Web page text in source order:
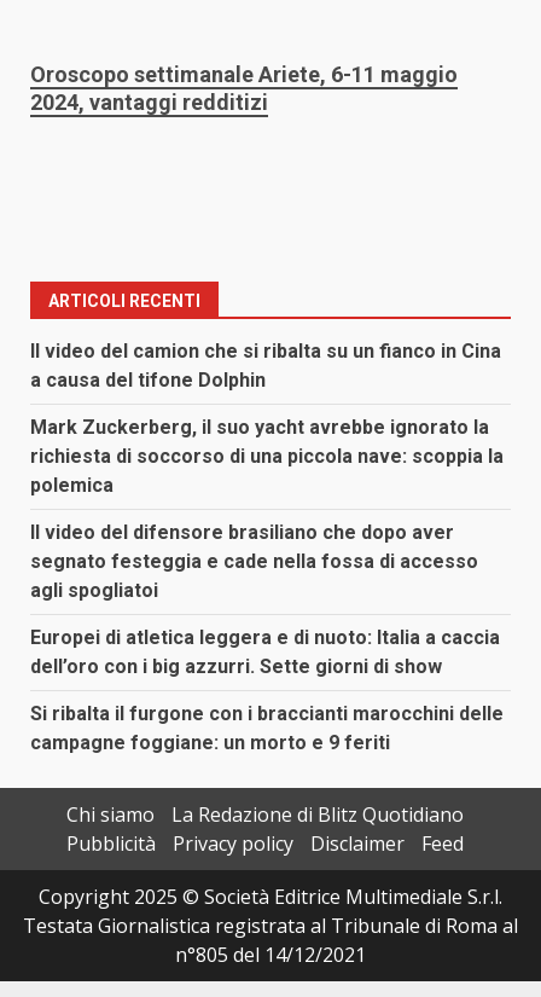
Oroscopo settimanale Ariete, 6-11 maggio
2024, vantaggi redditizi
ARTICOLI RECENTI
Il video del camion che si ribalta su un fianco in Cina
a causa del tifone Dolphin
Mark Zuckerberg, il suo yacht avrebbe ignorato la
richiesta di soccorso di una piccola nave: scoppia la
polemica
Il video del difensore brasiliano che dopo aver
segnato festeggia e cade nella fossa di accesso
agli spogliatoi
Europei di atletica leggera e di nuoto: Italia a caccia
dell’oro con i big azzurri. Sette giorni di show
Si ribalta il furgone con i braccianti marocchini delle
campagne foggiane: un morto e 9 feriti
Chi siamo
La Redazione di Blitz Quotidiano
Pubblicità
Privacy policy Disclaimer
Feed
Copyright 2025 © Società Editrice Multimediale S.r.l.
Testata Giornalistica registrata al Tribunale di Roma al
n°805 del 14/12/2021